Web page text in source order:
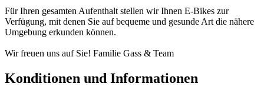
Für Ihren gesamten Aufenthalt stellen wir Ihnen E-Bikes zur
Verfügung, mit denen Sie auf bequeme und gesunde Art die nähere
Umgebung erkunden können.
Wir freuen uns auf Sie! Familie Gass & Team
Konditionen und Informationen